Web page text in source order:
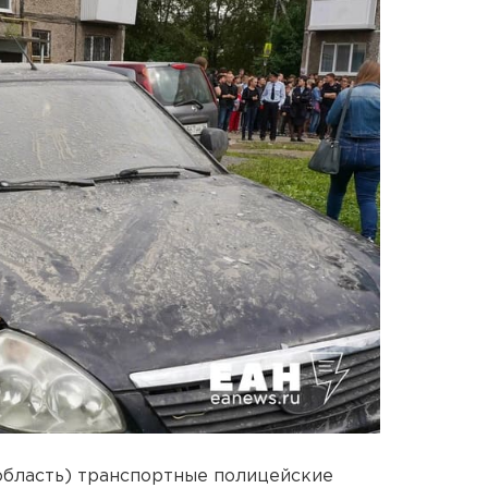
транспортные полицейские